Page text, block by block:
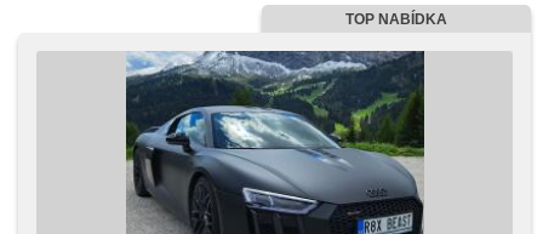
TOP NABÍDKA